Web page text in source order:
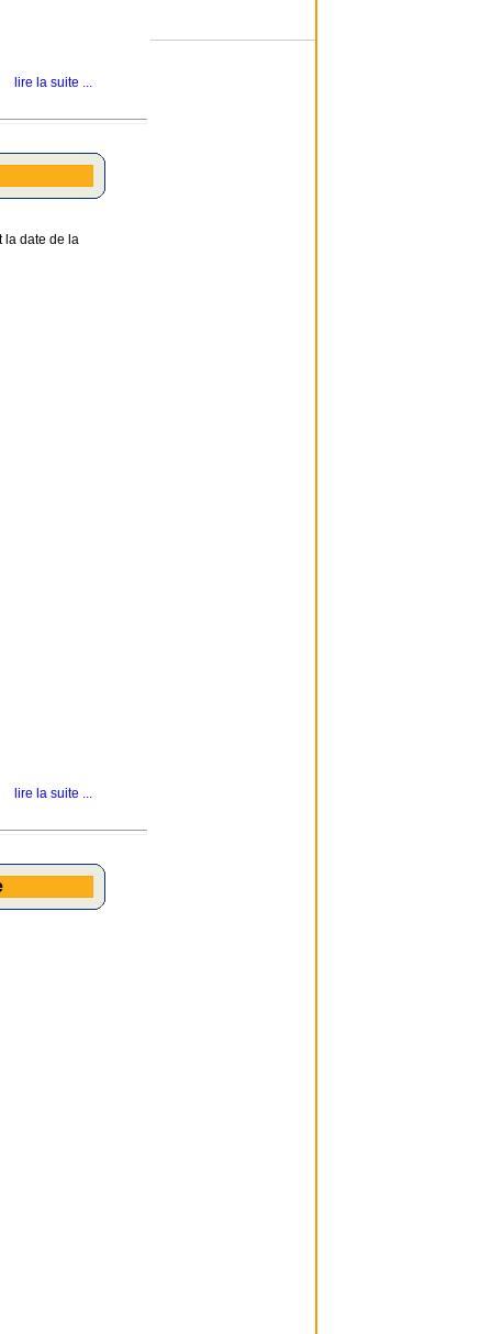
lire la suite ...
la date de la
lire la suite ...